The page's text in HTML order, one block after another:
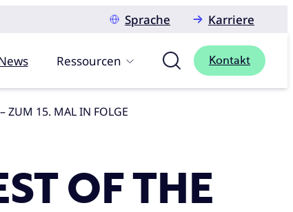
Sprache
Karriere
Ressourcen Kontakt
ZUM 15. MAL IN FOLGE
OF THE